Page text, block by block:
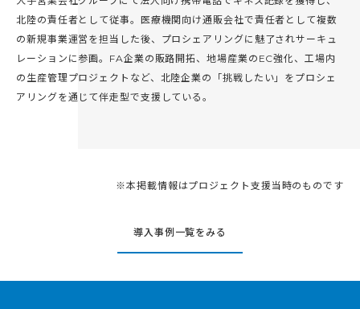
北陸の責任者として従事。医療機関向け通販会社で責任者として複数
の新規事業運営を担当した後、プロシェアリングに魅了されサーキュ
レーションに参画。FA企業の販路開拓、地場産業のEC強化、工場内
の生産管理プロジェクトなど、北陸企業の「挑戦したい」をプロシェ
アリングを通じて伴走型で支援している。
※本掲載情報はプロジェクト支援当時のものです
導入事例一覧をみる